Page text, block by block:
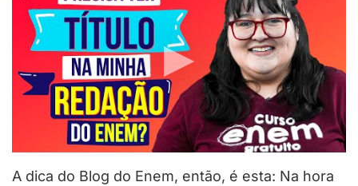
A dica do Blog do Enem, então, é esta: Na hora